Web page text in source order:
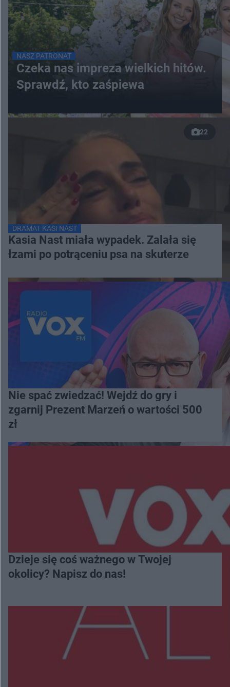
NASZ PATRONAT
Czeka nas impreza wielkich hitów.
Sprawdź, kto zaśpiewa
22
DRAMAT KASI NAST
Kasia Nast miała wypadek. Zalała się
łzami po potrąceniu psa na skuterze
Nie spać zwiedzać! Wejdź do gry i
zgarnij Prezent Marzeń o wartości 500
zł
Dzieje się coś ważnego w Twojej
okolicy? Napisz do nas!
Więcej